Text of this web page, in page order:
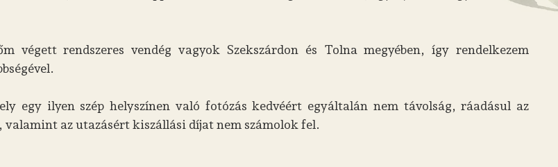
rendszeres vendég vagyok Szekszárdon és Tolna megyében, így rendelkezem
egy ilyen szép helyszínen való fotózás kedvéért egyáltalán nem távolság, ráadásul az
az utazásért kiszállási díjat nem számolok fel.